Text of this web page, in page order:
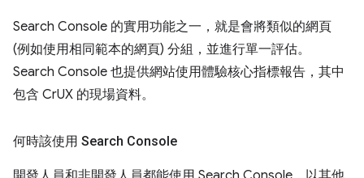
Search Console 的實用功能之一，就是會將類似的網頁
(例如使用相同範本的網頁) 分組，並進行單一評估。
Search Console 也提供網站使用體驗核心指標報告，其中
包含 CrUX 的現場資料。
何時該使用 Search Console